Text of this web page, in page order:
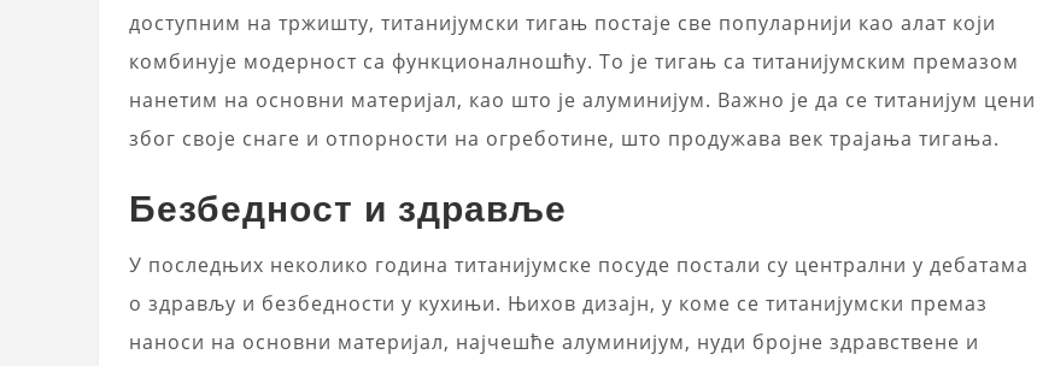
доступним на тржишту, титанијумски тигањ постаје све популарнији као алат који
комбинује модерност са функционалношћу. То је тигањ са титанијумским премазом
нанетим на основни материјал, као што је алуминијум. Важно је да се титанијум цени
због своје снаге и отпорности на огреботине, што продужава век трајања тигања.
Безбедност и здравље
У последњих неколико година титанијумске посуде постали су централни у дебатама
о здрављу и безбедности у кухињи. Њихов дизајн, у коме се титанијумски премаз
наноси на основни материјал, најчешће алуминијум, нуди бројне здравствене и